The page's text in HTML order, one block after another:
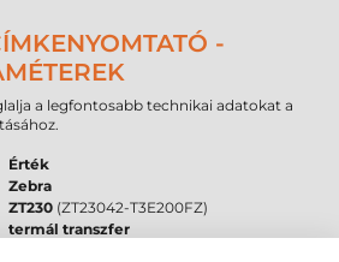
-
a legfontosabb technikai adatokat a
Érték
Zebra
ZT230 (ZT23042-T3E200FZ)
termál transzfer